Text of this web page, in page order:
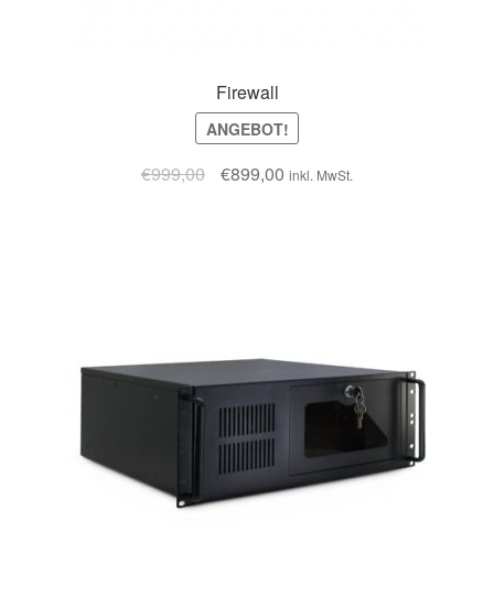
Firewall
ANGEBOT!
€999,00 €899,00 inkl. MwSt.